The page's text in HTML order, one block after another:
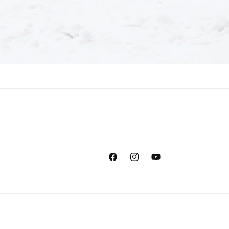
FacebookInstagramYouTube